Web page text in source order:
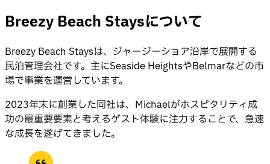
Breezy Beach Staysについて
Breezy Beach Staysは、ジャージーショア沿岸で展開する
民泊管理会社です。主にSeaside HeightsやBelmarなどの市
場で事業を運営しています。
2023年末に創業した同社は、Michaelがホスピタリティ成
功の最重要要素と考えるゲスト体験に注力することで、急速
な成長を遂げてきました。